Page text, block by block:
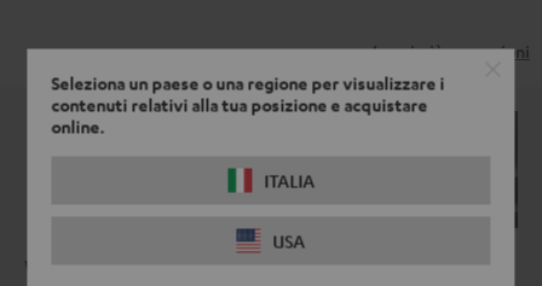
Seleziona un paese o una regione per visualizzare i
contenuti relativi alla tua posizione e acquistare
online.
ITALIA
USA
Leggi più recensioni
We make it sound.